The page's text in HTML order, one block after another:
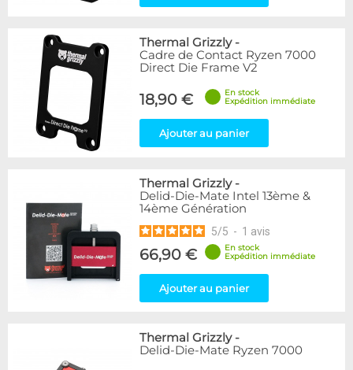
Thermal Grizzly-
Cadre de Contact Ryzen 7000
Direct Die Frame V2
18,90 €
En stock
Expédition immédiate
Ajouter au panier
Thermal Grizzly-
Delid-Die-Mate Intel 13ème &
14ème Génération
5/5 - 1 avis
66,90 €
En stock
Expédition immédiate
Ajouter au panier
Thermal Grizzly-
Delid-Die-Mate Ryzen 7000